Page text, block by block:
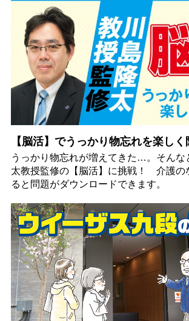
【脳活】でうっかり物忘れを楽しく
うっかり物忘れが増えてきた…。そんな
太教授監修の【脳活】に挑戦！ 介護の
ると問題がダウンロードできます。